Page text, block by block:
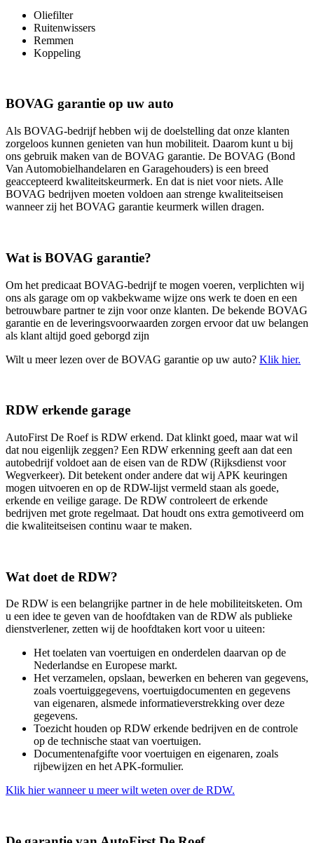
Oliefilter
Ruitenwissers
Remmen
Koppeling
BOVAG garantie op uw auto
Als BOVAG-bedrijf hebben wij de doelstelling dat onze klanten
zorgeloos kunnen genieten van hun mobiliteit. Daarom kunt u bij
ons gebruik maken van de BOVAG garantie. De BOVAG (Bond
Van Automobielhandelaren en Garagehouders) is een breed
geaccepteerd kwaliteitskeurmerk. En dat is niet voor niets. Alle
BOVAG bedrijven moeten voldoen aan strenge kwaliteitseisen
wanneer zij het BOVAG garantie keurmerk willen dragen.
Wat is BOVAG garantie?
Om het predicaat BOVAG-bedrijf te mogen voeren, verplichten wij
ons als garage om op vakbekwame wijze ons werk te doen en een
betrouwbare partner te zijn voor onze klanten. De bekende BOVAG
garantie en de leveringsvoorwaarden zorgen ervoor dat uw belangen
als klant altijd goed geborgd zijn
Wilt u meer lezen over de BOVAG garantie op uw auto? Klik hier.
RDW erkende garage
AutoFirst De Roef is RDW erkend. Dat klinkt goed, maar wat wil
dat nou eigenlijk zeggen? Een RDW erkenning geeft aan dat een
autobedrijf voldoet aan de eisen van de RDW (Rijksdienst voor
Wegverkeer). Dit betekent onder andere dat wij APK keuringen
mogen uitvoeren en op de RDW-lijst vermeld staan als goede,
erkende en veilige garage. De RDW controleert de erkende
bedrijven met grote regelmaat. Dat houdt ons extra gemotiveerd om
die kwaliteitseisen continu waar te maken.
Wat doet de RDW?
De RDW is een belangrijke partner in de hele mobiliteitsketen. Om
u een idee te geven van de hoofdtaken van de RDW als publieke
dienstverlener, zetten wij de hoofdtaken kort voor u uiteen:
Het toelaten van voertuigen en onderdelen daarvan op de
Nederlandse en Europese markt.
Het verzamelen, opslaan, bewerken en beheren van gegevens,
zoals voertuiggegevens, voertuigdocumenten en gegevens
van eigenaren, alsmede informatieverstrekking over deze
gegevens.
Toezicht houden op RDW erkende bedrijven en de controle
op de technische staat van voertuigen.
Documentenafgifte voor voertuigen en eigenaren, zoals
rijbewijzen en het APK-formulier.
Klik hier wanneer u meer wilt weten over de RDW.